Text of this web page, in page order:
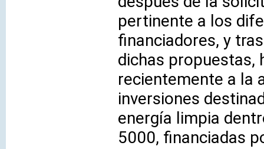
pertinente a los
financiadores, y
dichas propuestas,
recientemente a la
inversiones
energía limpia
5000, financiadas